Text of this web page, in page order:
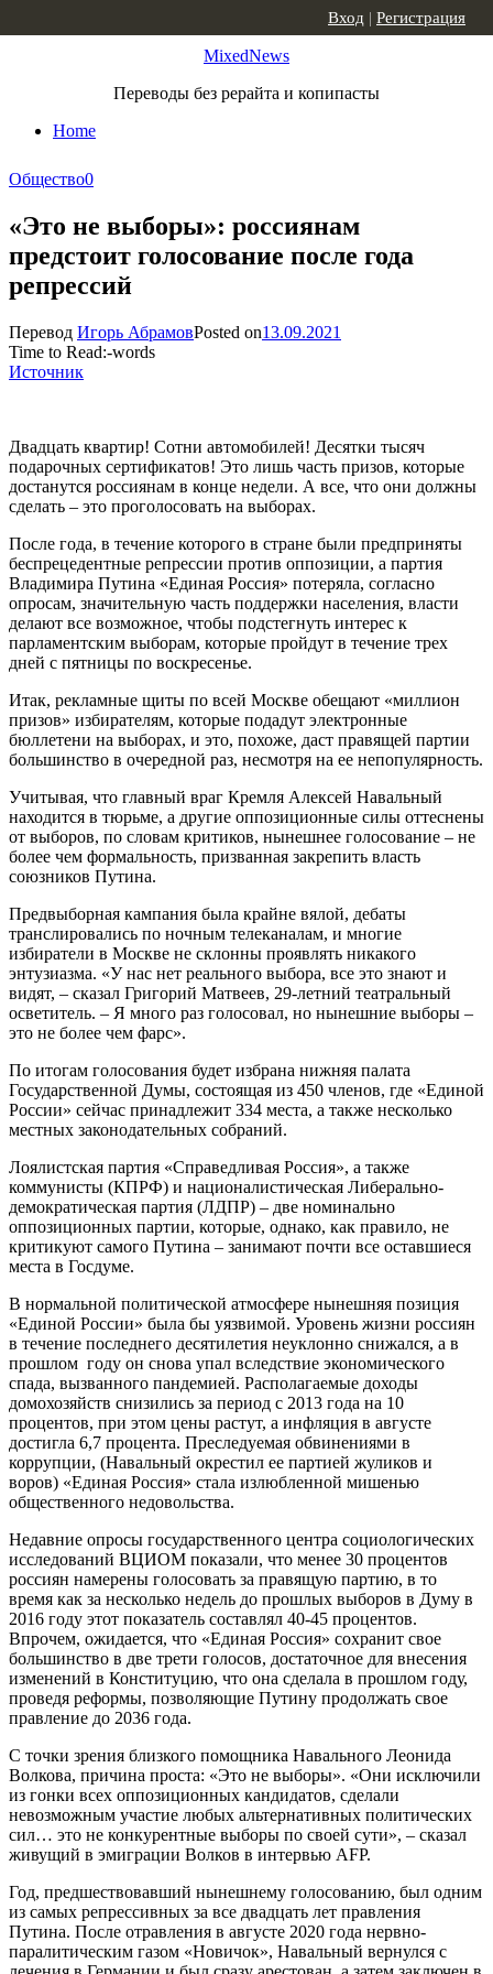
MixedNews
Переводы без рерайта и копипасты
Home
Вход | Регистрация
Общество0
«Это не выборы»: россиянам
предстоит голосование после года
репрессий
Перевод Игорь АбрамовPosted on13.09.2021
Time to Read:-words
Источник
Двадцать квартир! Сотни автомобилей! Десятки тысяч
подарочных сертификатов! Это лишь часть призов, которые
достанутся россиянам в конце недели. А все, что они должны
сделать – это проголосовать на выборах.
После года, в течение которого в стране были предприняты
беспрецедентные репрессии против оппозиции, а партия
Владимира Путина «Единая Россия» потеряла, согласно
опросам, значительную часть поддержки населения, власти
делают все возможное, чтобы подстегнуть интерес к
парламентским выборам, которые пройдут в течение трех
дней с пятницы по воскресенье.
Итак, рекламные щиты по всей Москве обещают «миллион
призов» избирателям, которые подадут электронные
бюллетени на выборах, и это, похоже, даст правящей партии
большинство в очередной раз, несмотря на ее непопулярность.
Учитывая, что главный враг Кремля Алексей Навальный
находится в тюрьме, а другие оппозиционные силы оттеснены
от выборов, по словам критиков, нынешнее голосование – не
более чем формальность, призванная закрепить власть
союзников Путина.
Предвыборная кампания была крайне вялой, дебаты
транслировались по ночным телеканалам, и многие
избиратели в Москве не склонны проявлять никакого
энтузиазма. «У нас нет реального выбора, все это знают и
видят, – сказал Григорий Матвеев, 29-летний театральный
осветитель. – Я много раз голосовал, но нынешние выборы –
это не более чем фарс».
По итогам голосования будет избрана нижняя палата
Государственной Думы, состоящая из 450 членов, где «Единой
России» сейчас принадлежит 334 места, а также несколько
местных законодательных собраний.
Лоялистская партия «Справедливая Россия», а также
коммунисты (КПРФ) и националистическая Либерально-
демократическая партия (ЛДПР) – две номинально
оппозиционных партии, которые, однако, как правило, не
критикуют самого Путина – занимают почти все оставшиеся
места в Госдуме.
В нормальной политической атмосфере нынешняя позиция
«Единой России» была бы уязвимой. Уровень жизни россиян
в течение последнего десятилетия неуклонно снижался, а в
прошлом году он снова упал вследствие экономического
спада, вызванного пандемией. Располагаемые доходы
домохозяйств снизились за период с 2013 года на 10
процентов, при этом цены растут, а инфляция в августе
достигла 6,7 процента. Преследуемая обвинениями в
коррупции, (Навальный окрестил ее партией жуликов и
воров) «Единая Россия» стала излюбленной мишенью
общественного недовольства.
Недавние опросы государственного центра социологических
исследований ВЦИОМ показали, что менее 30 процентов
россиян намерены голосовать за правящую партию, в то
время как за несколько недель до прошлых выборов в Думу в
2016 году этот показатель составлял 40-45 процентов.
Впрочем, ожидается, что «Единая Россия» сохранит свое
большинство в две трети голосов, достаточное для внесения
изменений в Конституцию, что она сделала в прошлом году,
проведя реформы, позволяющие Путину продолжать свое
правление до 2036 года.
С точки зрения близкого помощника Навального Леонида
Волкова, причина проста: «Это не выборы». «Они исключили
из гонки всех оппозиционных кандидатов, сделали
невозможным участие любых альтернативных политических
сил… это не конкурентные выборы по своей сути», – сказал
живущий в эмиграции Волков в интервью AFP.
Год, предшествовавший нынешнему голосованию, был одним
из самых репрессивных за все двадцать лет правления
Путина. После отравления в августе 2020 года нервно-
паралитическим газом «Новичок», Навальный вернулся с